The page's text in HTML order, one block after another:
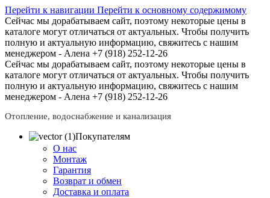
Перейти к навигации Перейти к основному содержимому
Сейчас мы дорабатываем сайт, поэтому некоторые цены в
каталоге могут отличаться от актуальных. Чтобы получить
полную и актуальную информацию, свяжитесь с нашим
менеджером - Алена +7 (918) 252-12-26
Сейчас мы дорабатываем сайт, поэтому некоторые цены в
каталоге могут отличаться от актуальных. Чтобы получить
полную и актуальную информацию, свяжитесь с нашим
менеджером - Алена +7 (918) 252-12-26
Отопление, водоснабжение и канализация
Покупателям
О нас
Монтаж
Гарантия
Возврат и обмен
Доставка и оплата